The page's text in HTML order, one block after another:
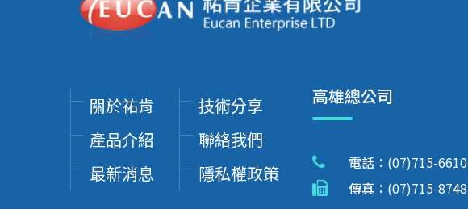
關於祐肯
產品介紹
最新消息
技術分享
聯絡我們
隱私權政策
高雄總公司
電話： (07)715-6610
傳真： (07)715-8748